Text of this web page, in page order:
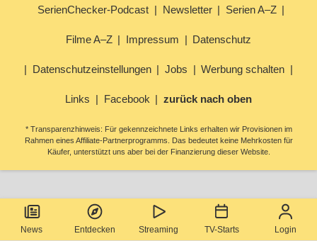
News Entdecken Streaming TV-Starts Login
SerienChecker-Podcast Newsletter Serien A–Z
Filme A–Z Impressum Datenschutz
Datenschutzeinstellungen Jobs Werbung schalten
Links Facebook zurück nach oben
* Transparenzhinweis: Für gekennzeichnete Links erhalten wir Provisionen im
Rahmen eines Affiliate-Partnerprogramms. Das bedeutet keine Mehrkosten für
Käufer, unterstützt uns aber bei der Finanzierung dieser Website.